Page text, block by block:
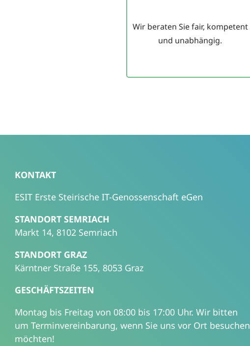
Wir beraten Sie fair, kompetent
und unabhängig.
KONTAKT
ESIT Erste Steirische IT-Genossenschaft eGen
STANDORT SEMRIACH
Markt 14, 8102 Semriach
STANDORT GRAZ
Kärntner Straße 155, 8053 Graz
GESCHÄFTSZEITEN
Montag bis Freitag von 08:00 bis 17:00 Uhr. Wir bitten
um Terminvereinbarung, wenn Sie uns vor Ort besuchen
möchten!